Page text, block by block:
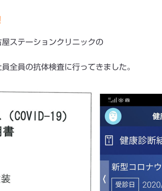
ステーションクリニックの
全員の抗体検査に行ってきました。